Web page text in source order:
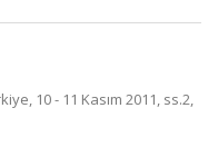
10 - 11 Kasım 2011, ss.2,